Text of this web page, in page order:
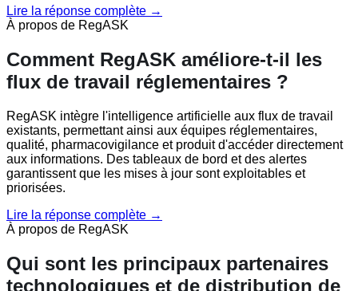
Lire la réponse complète →
À propos de RegASK
Comment RegASK améliore-t-il les
flux de travail réglementaires ?
RegASK intègre l'intelligence artificielle aux flux de travail
existants, permettant ainsi aux équipes réglementaires,
qualité, pharmacovigilance et produit d'accéder directement
aux informations. Des tableaux de bord et des alertes
garantissent que les mises à jour sont exploitables et
priorisées.
Lire la réponse complète →
À propos de RegASK
Qui sont les principaux partenaires
technologiques et de distribution de